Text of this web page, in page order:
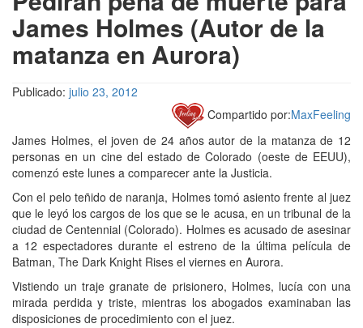
James Holmes (Autor de la
matanza en Aurora)
Publicado: julio 23, 2012
Compartido por:MaxFeeling
James Holmes, el joven de 24 años autor de la matanza de 12
personas en un cine del estado de Colorado (oeste de EEUU),
comenzó este lunes a comparecer ante la Justicia.
Con el pelo teñido de naranja, Holmes tomó asiento frente al juez
que le leyó los cargos de los que se le acusa, en un tribunal de la
ciudad de Centennial (Colorado). Holmes es acusado de asesinar
a 12 espectadores durante el estreno de la última película de
Batman, The Dark Knight Rises el viernes en Aurora.
Vistiendo un traje granate de prisionero, Holmes, lucía con una
mirada perdida y triste, mientras los abogados examinaban las
disposiciones de procedimiento con el juez.